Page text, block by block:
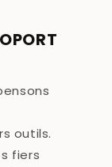
outils.
fiers